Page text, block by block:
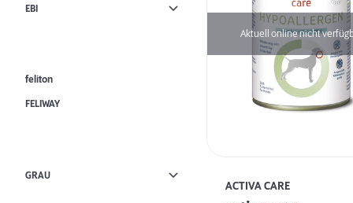
EBI
feliton
FELIWAY
GRAU
Aktuell online nicht
ACTIVA CARE